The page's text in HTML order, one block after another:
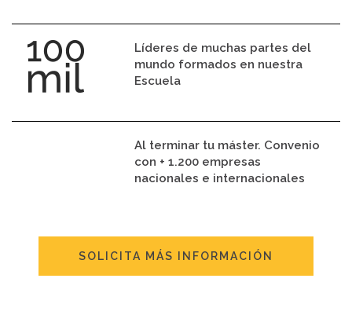
Líderes de muchas partes del
mundo formados en nuestra
Escuela
Al terminar tu máster. Convenio
con + 1.200 empresas
nacionales e internacionales
SOLICITA MÁS INFORMACIÓN